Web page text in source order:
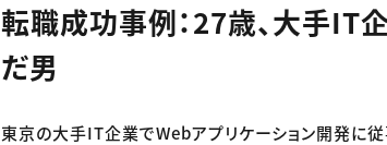
転職成功事例：27歳、大手IT
だ男
東京の大手IT企業でWebアプリケーション開発に